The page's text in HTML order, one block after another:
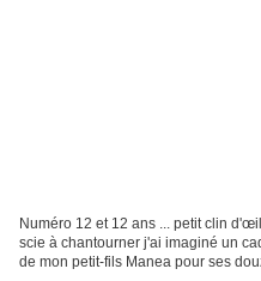
Numéro 12 et 12 ans ... petit clin
scie à chantourner j'ai imaginé un
de mon petit-fils Manea pour ses